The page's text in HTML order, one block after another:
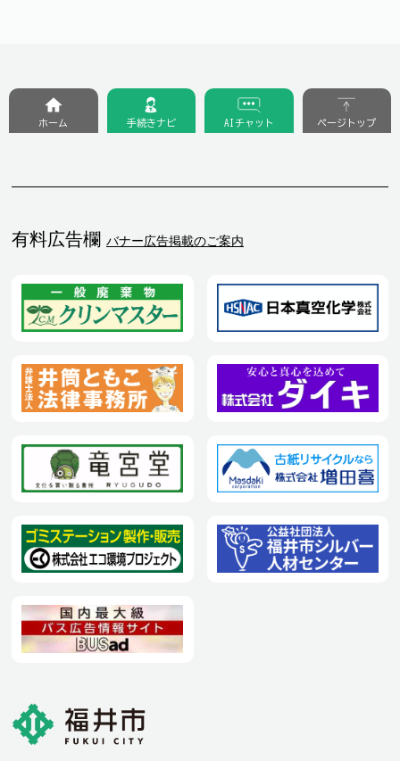
有料広告欄 バナー広告掲載のご案内
ホーム 手続きナビ AIチャット ページトップ